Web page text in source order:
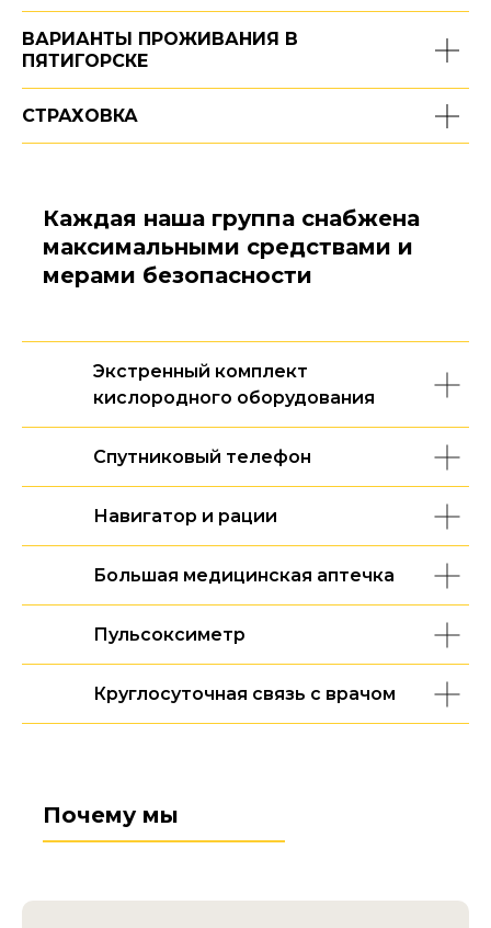
ВАРИАНТЫ ПРОЖИВАНИЯ В
ПЯТИГОРСКЕ
СТРАХОВКА
Каждая наша группа снабжена
максимальными средствами и
мерами безопасности
Экстренный комплект
кислородного оборудования
Спутниковый телефон
Навигатор и рации
Большая медицинская аптечка
Пульсоксиметр
Круглосуточная связь с врачом
Почему мы